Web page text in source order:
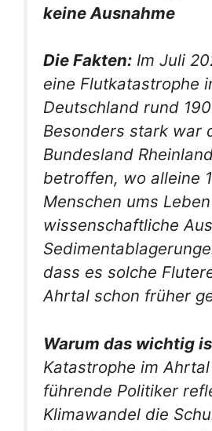
keine Ausnahme
Die Fakten: Im Juli
eine Flutkatastrophe
Deutschland rund
Besonders stark war
Bundesland
betroffen, wo alleine
Menschen ums
wissenschaftliche
dass es solche
Ahrtal schon früher
Warum das wichtig
Katastrophe im
führende Politiker
Klimawandel die